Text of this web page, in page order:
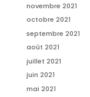
novembre 2021
octobre 2021
septembre 2021
août 2021
juillet 2021
juin 2021
mai 2021